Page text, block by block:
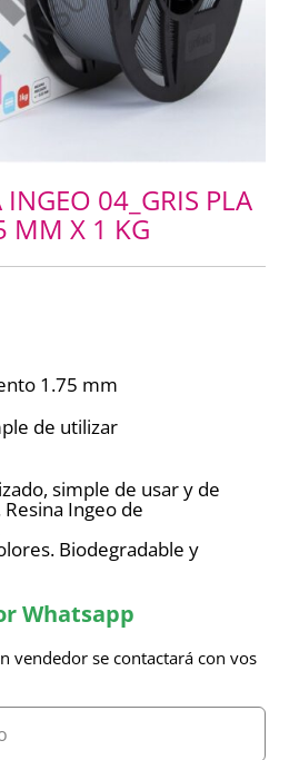
04_GRIS PLA
MM X 1 KG
1.75 mm
de utilizar
simple de usar y de
Ingeo de
Biodegradable y
Whatsapp
vendedor se contactará con vos